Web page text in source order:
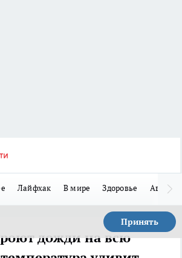
Лайфхак В мире Здоровье Авто
Принять
дожди на всю